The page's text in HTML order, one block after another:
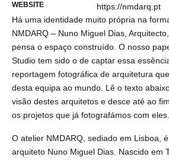
WEBSITE
https://nmdarq.pt
Há uma identidade muito própria na
NMDARQ – Nuno Miguel Dias,
pensa o espaço construído. O nosso
Studio tem sido o de captar essa
reportagem fotográfica de arquitetura
desta equipa ao mundo. Lê o texto
visão destes arquitetos e desce até ao
os projetos que já fotografámos com eles.
O atelier NMDARQ, sediado em Lisboa,
arquiteto Nuno Miguel Dias. Nascido em